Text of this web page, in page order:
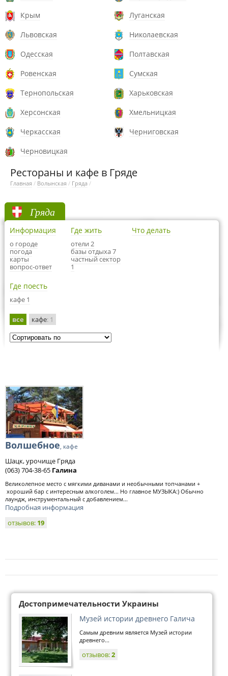
Крым
Луганская
Львовская
Николаевская
Одесская
Полтавская
Ровенская
Сумская
Тернопольская
Харьковская
Херсонская
Хмельницкая
Черкасская
Черниговская
Черновицкая
Рестораны и кафе в Гряде
Главная / Волынская / Гряда /
Гряда
Информация
о городе
погода
карты
вопрос-ответ
Где жить
отели 2
базы отдыха 7
частный сектор
1
Что делать
Где поесть
кафе 1
все кафе: 1
Волшебное, кафе
Шацк, урочище Гряда
(063) 704-38-65 Галина
Великолепное место с мягкими диванами и необычными топчанами +
хороший бар с интересным алкоголем... Но главное МУЗЫКА:) Обычно
лаундж, инструментальный с добавлением...
Подробная информация
отзывов: 19
Достопримечательности Украины
Музей истории древнего Галича
Самым древним является Музей истории
древнего...
отзывов:2